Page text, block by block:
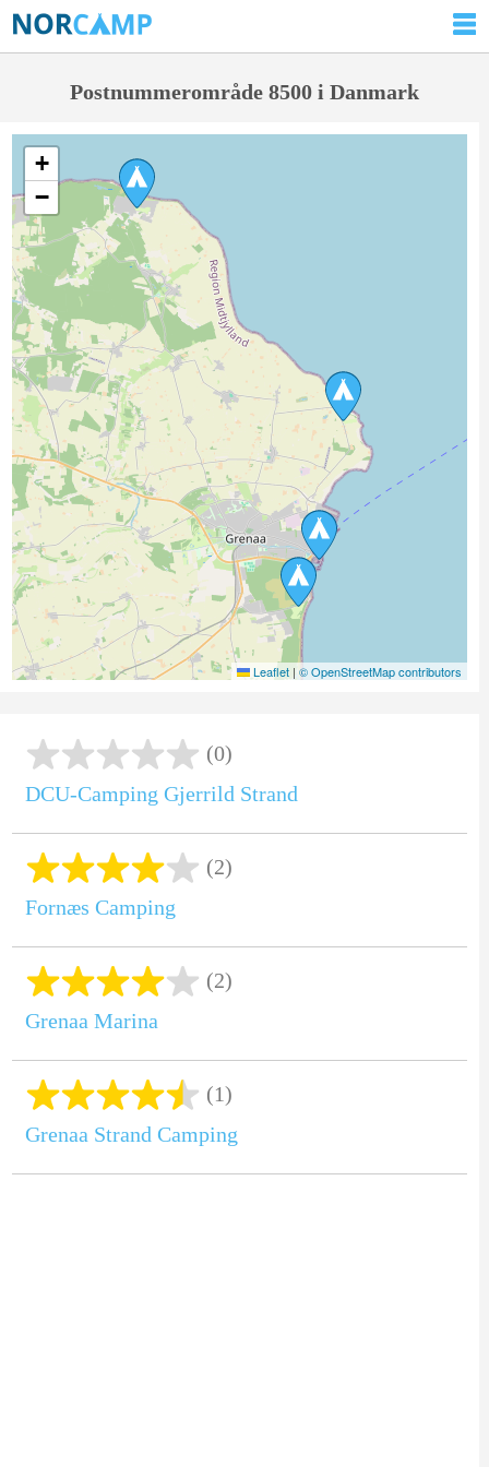
Postnummerområde 8500 i Danmark
+
−
Leaflet | © OpenStreetMap contributors
(0)
DCU-Camping Gjerrild Strand
(2)
Fornæs Camping
(2)
Grenaa Marina
(1)
Grenaa Strand Camping